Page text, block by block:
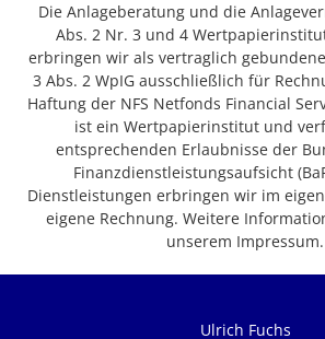
Die Anlageberatung und die
Abs. 2 Nr. 3 und 4
erbringen wir als vertraglich
3 Abs. 2 WpIG ausschließlich für
Haftung der NFS Netfonds Financial
ist ein Wertpapierinstitut und
entsprechenden Erlaubnisse der
Finanzdienstleistungsaufsicht
Dienstleistungen erbringen wir im
eigene Rechnung. Weitere
unserem Impressum.
Ulrich Fuchs